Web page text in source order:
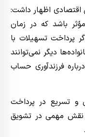
اظهار داشت:
باشد که در زمان
پرداخت تسهیلات با
دیگر نمی‌توانند
فرزندآوری حساب
و تسریع در پرداخت
نقش مهمی در تشویق